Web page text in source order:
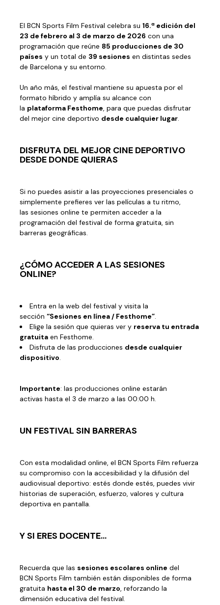
El BCN Sports Film Festival celebra su 16.ª edición del
23 de febrero al 3 de marzo de 2026 con una
programación que reúne 85 producciones de 30
países y un total de 39 sesiones en distintas sedes
de Barcelona y su entorno.
Un año más, el festival mantiene su apuesta por el
formato híbrido y amplía su alcance con
la plataforma Festhome, para que puedas disfrutar
del mejor cine deportivo desde cualquier lugar.
DISFRUTA DEL MEJOR CINE DEPORTIVO
DESDE DONDE QUIERAS
Si no puedes asistir a las proyecciones presenciales o
simplemente prefieres ver las películas a tu ritmo,
las sesiones online te permiten acceder a la
programación del festival de forma gratuita, sin
barreras geográficas.
¿CÓMO ACCEDER A LAS SESIONES
ONLINE?
Entra en la web del festival y visita la
sección “Sesiones en línea / Festhome”.
Elige la sesión que quieras ver y reserva tu entrada
gratuita en Festhome.
Disfruta de las producciones desde cualquier
dispositivo.
Importante: las producciones online estarán
activas hasta el 3 de marzo a las 00:00 h.
UN FESTIVAL SIN BARRERAS
Con esta modalidad online, el BCN Sports Film refuerza
su compromiso con la accesibilidad y la difusión del
audiovisual deportivo: estés donde estés, puedes vivir
historias de superación, esfuerzo, valores y cultura
deportiva en pantalla.
Y SI ERES DOCENTE…
Recuerda que las sesiones escolares online del
BCN Sports Film también están disponibles de forma
gratuita hasta el 30 de marzo, reforzando la
dimensión educativa del festival.